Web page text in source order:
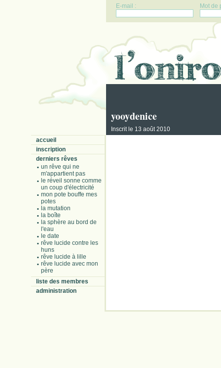
E-mail : Mot de
yooydenice
Inscrit le 13 août 2010
accueil
inscription
derniers rêves
un rêve qui ne
m'appartient pas
le réveil sonne comme
un coup d'électricité
mon pote bouffe mes
potes
la mutation
la boîte
la sphère au bord de
l'eau
le date
rêve lucide contre les
huns
rêve lucide à lille
rêve lucide avec mon
père
liste des membres
administration